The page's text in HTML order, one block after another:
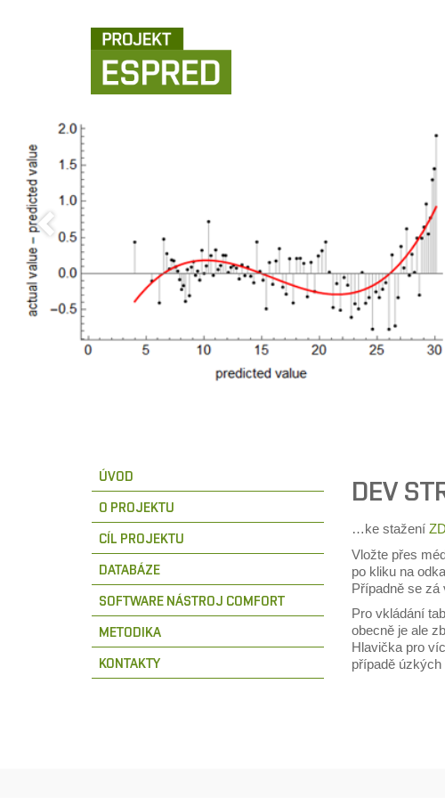
ÚVOD
O PROJEKTU
CÍL PROJEKTU
DATABÁZE
SOFTWARE NÁSTROJ COMFORT
METODIKA
KONTAKTY
DEV
…ke stažení
Vložte přes
po kliku na
Případně se zá
Pro vkládání
obecně je ale
Hlavička pro
případě